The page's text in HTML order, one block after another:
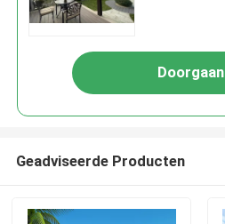
Doorgaan
Geadviseerde Producten